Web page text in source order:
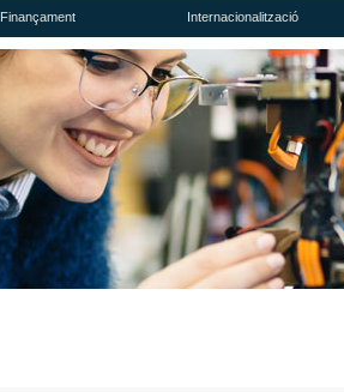
Finançament Internacionalització